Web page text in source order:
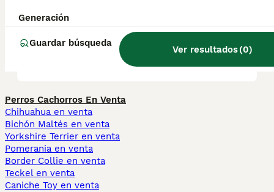
Generación
Guardar búsqueda
Ver resultados(0)
¿Qué es un Texas heeler?
Perros Cachorros En Venta
Chihuahua en venta
Bichón Maltés en venta
Yorkshire Terrier en venta
Pomerania en venta
Border Collie en venta
Teckel en venta
Caniche Toy en venta